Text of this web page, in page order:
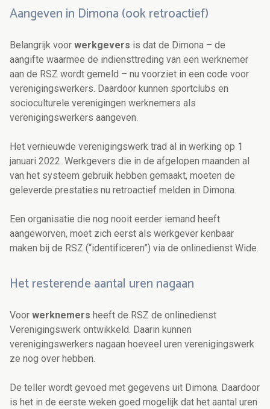
Aangeven in Dimona (ook retroactief)
Belangrijk voor werkgevers is dat de Dimona – de
aangifte waarmee de indiensttreding van een werknemer
aan de RSZ wordt gemeld – nu voorziet in een code voor
verenigingswerkers. Daardoor kunnen sportclubs en
socioculturele verenigingen werknemers als
verenigingswerkers aangeven.
Het vernieuwde verenigingswerk trad al in werking op 1
januari 2022. Werkgevers die in de afgelopen maanden al
van het systeem gebruik hebben gemaakt, moeten de
geleverde prestaties nu retroactief melden in Dimona.
Een organisatie die nog nooit eerder iemand heeft
aangeworven, moet zich eerst als werkgever kenbaar
maken bij de RSZ (“identificeren”) via de onlinedienst Wide.
Het resterende aantal uren nagaan
Voor werknemers heeft de RSZ de onlinedienst
Verenigingswerk ontwikkeld. Daarin kunnen
verenigingswerkers nagaan hoeveel uren verenigingswerk
ze nog over hebben.
De teller wordt gevoed met gegevens uit Dimona. Daardoor
is het in de eerste weken goed mogelijk dat het aantal uren